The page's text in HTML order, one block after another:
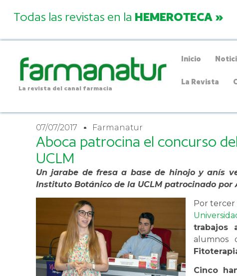
Todas las revistas en la HEMEROTECA »
La revista del canal farmacia
Inicio
La Revista
07/07/2017 Farmanatur
Aboca patrocina el concurso
UCLM
Un jarabe de fresa a base de hinojo y anís
Instituto Botánico de la UCLM patrocinado por
Por tercer
trabajos
alumnos
Cinco